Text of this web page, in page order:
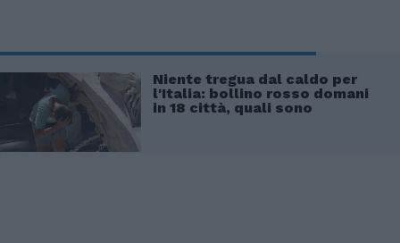
Niente tregua dal caldo per
l'Italia: bollino rosso domani
in 18 città, quali sono